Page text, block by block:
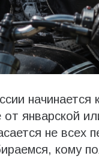
начинается
январской
не всех
кому